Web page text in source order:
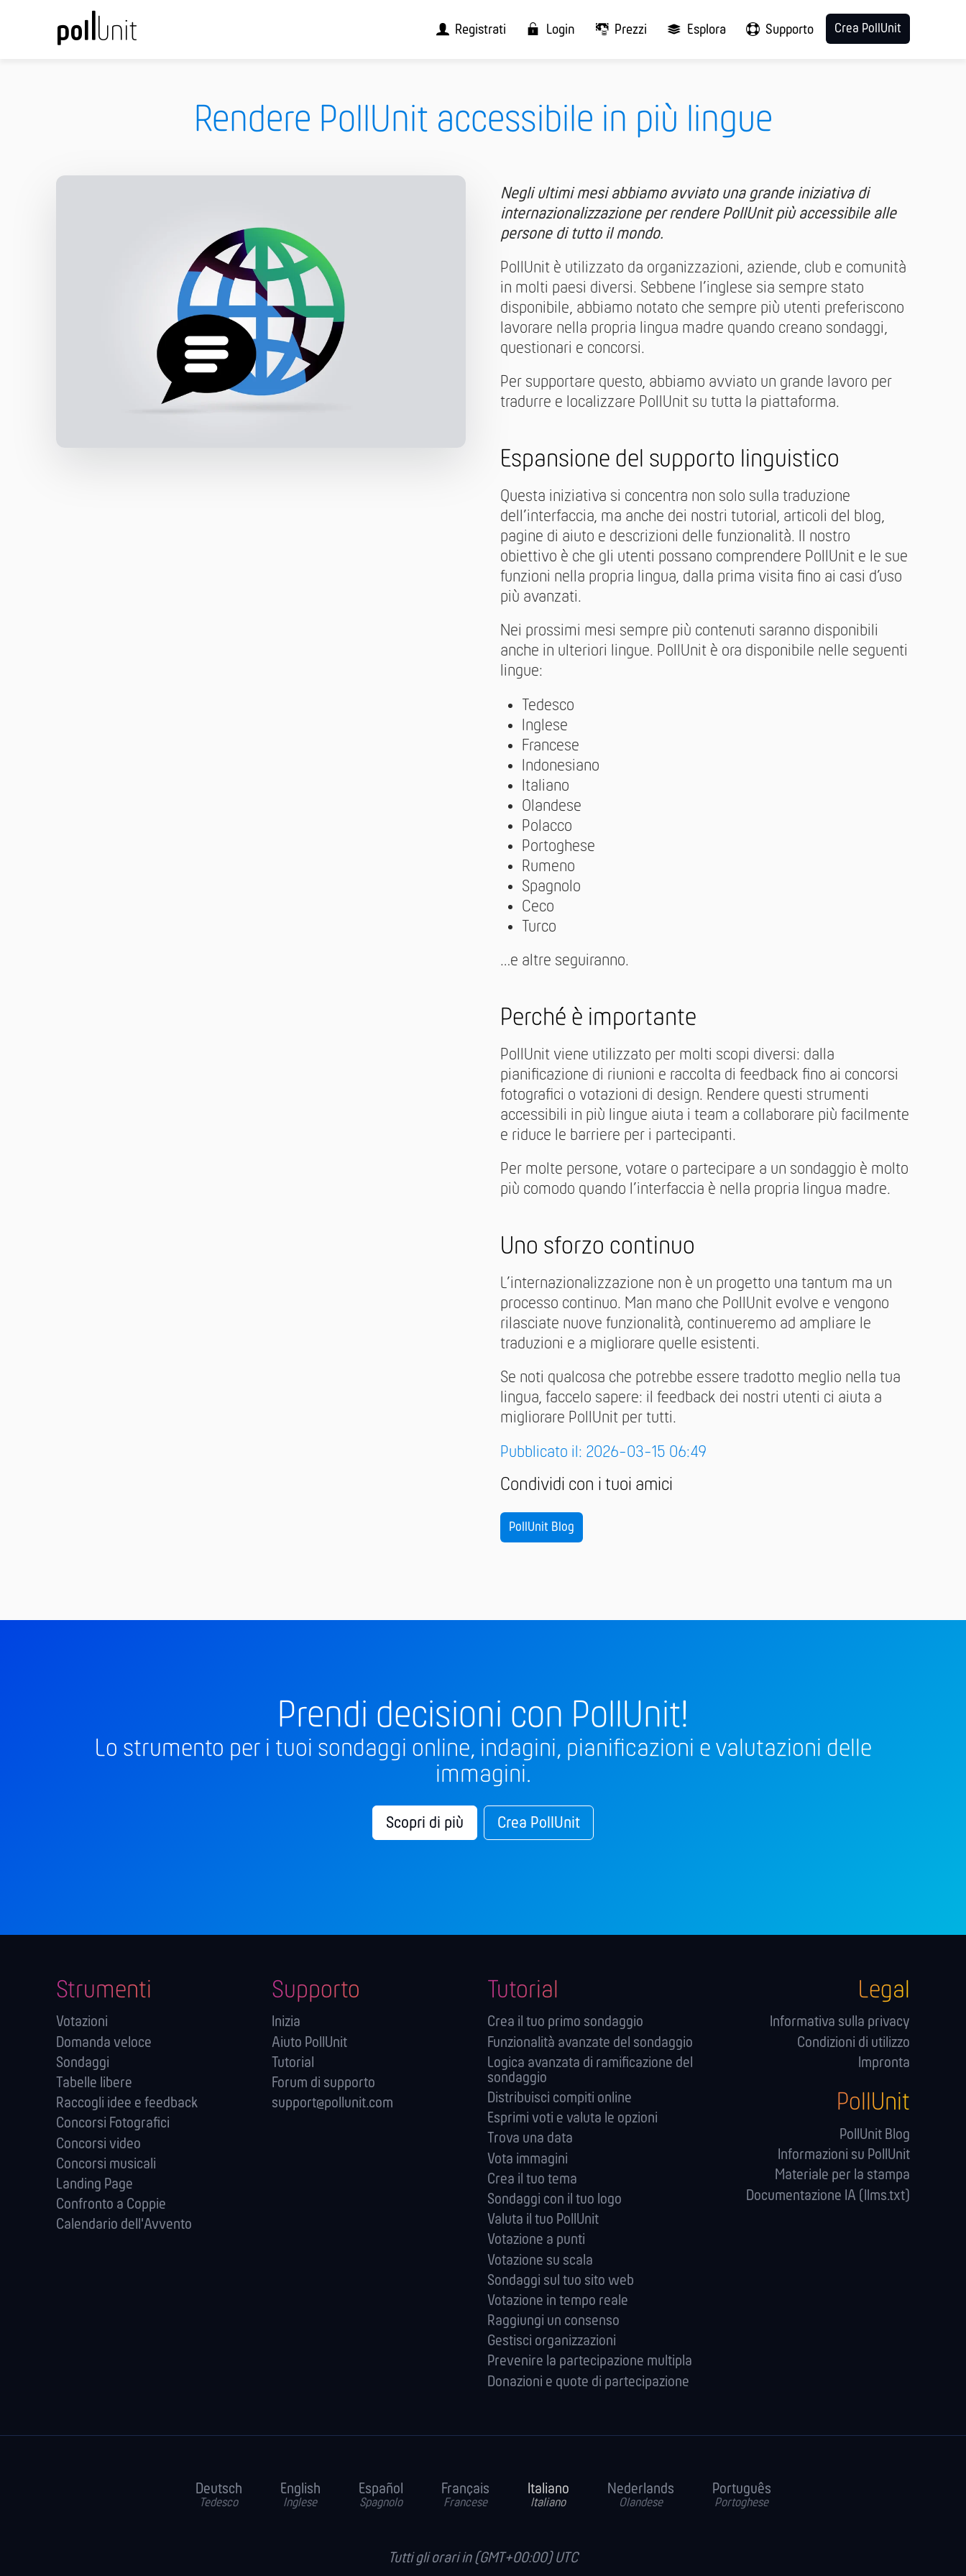
Registrati Login Prezzi Esplora Supporto Crea PollUnit
Rendere PollUnit accessibile in più lingue
Negli ultimi mesi abbiamo avviato una grande iniziativa di
internazionalizzazione per rendere PollUnit più accessibile alle
persone di tutto il mondo.
PollUnit è utilizzato da organizzazioni, aziende, club e comunità
in molti paesi diversi. Sebbene l’inglese sia sempre stato
disponibile, abbiamo notato che sempre più utenti preferiscono
lavorare nella propria lingua madre quando creano sondaggi,
questionari e concorsi.
Per supportare questo, abbiamo avviato un grande lavoro per
tradurre e localizzare PollUnit su tutta la piattaforma.
Espansione del supporto linguistico
Questa iniziativa si concentra non solo sulla traduzione
dell’interfaccia, ma anche dei nostri tutorial, articoli del blog,
pagine di aiuto e descrizioni delle funzionalità. Il nostro
obiettivo è che gli utenti possano comprendere PollUnit e le sue
funzioni nella propria lingua, dalla prima visita fino ai casi d’uso
più avanzati.
Nei prossimi mesi sempre più contenuti saranno disponibili
anche in ulteriori lingue. PollUnit è ora disponibile nelle seguenti
lingue:
Tedesco
Inglese
Francese
Indonesiano
Italiano
Olandese
Polacco
Portoghese
Rumeno
Spagnolo
Ceco
Turco
…e altre seguiranno.
Perché è importante
PollUnit viene utilizzato per molti scopi diversi: dalla
pianificazione di riunioni e raccolta di feedback fino ai concorsi
fotografici o votazioni di design. Rendere questi strumenti
accessibili in più lingue aiuta i team a collaborare più facilmente
e riduce le barriere per i partecipanti.
Per molte persone, votare o partecipare a un sondaggio è molto
più comodo quando l’interfaccia è nella propria lingua madre.
Uno sforzo continuo
L’internazionalizzazione non è un progetto una tantum ma un
processo continuo. Man mano che PollUnit evolve e vengono
rilasciate nuove funzionalità, continueremo ad ampliare le
traduzioni e a migliorare quelle esistenti.
Se noti qualcosa che potrebbe essere tradotto meglio nella tua
lingua, faccelo sapere: il feedback dei nostri utenti ci aiuta a
migliorare PollUnit per tutti.
Pubblicato il: 2026-03-15 06:49
Condividi con i tuoi amici
PollUnit Blog
Prendi decisioni con PollUnit!
Lo strumento per i tuoi sondaggi online, indagini, pianificazioni e valutazioni delle
immagini.
Scopri di più Crea PollUnit
Strumenti
Votazioni
Domanda veloce
Sondaggi
Tabelle libere
Raccogli idee e feedback
Concorsi Fotografici
Concorsi video
Concorsi musicali
Landing Page
Confronto a Coppie
Calendario dell'Avvento
Supporto
Inizia
Aiuto PollUnit
Tutorial
Forum di supporto
support@pollunit.com
Tutorial
Crea il tuo primo sondaggio
Funzionalità avanzate del sondaggio
Logica avanzata di ramificazione del
sondaggio
Distribuisci compiti online
Esprimi voti e valuta le opzioni
Trova una data
Vota immagini
Crea il tuo tema
Sondaggi con il tuo logo
Valuta il tuo PollUnit
Votazione a punti
Votazione su scala
Sondaggi sul tuo sito web
Votazione in tempo reale
Raggiungi un consenso
Gestisci organizzazioni
Prevenire la partecipazione multipla
Donazioni e quote di partecipazione
Legal
Informativa sulla privacy
Condizioni di utilizzo
Impronta
PollUnit
PollUnit Blog
Informazioni su PollUnit
Materiale per la stampa
Documentazione IA (llms.txt)
Deutsch
Tedesco
English
Inglese
Español
Spagnolo
Français
Francese
Italiano
Italiano
Nederlands
Olandese
Português
Portoghese
Tutti gli orari in (GMT+00:00) UTC